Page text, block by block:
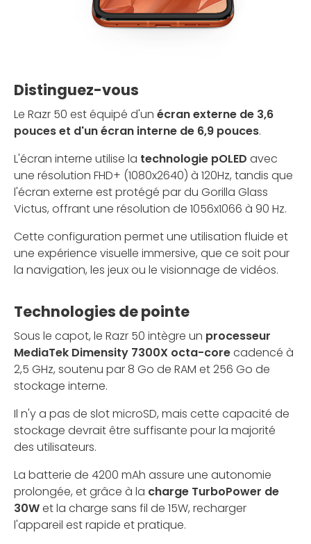
Distinguez-vous
Le Razr 50 est équipé d'un écran externe de 3,6
pouces et d'un écran interne de 6,9 pouces.
L'écran interne utilise la technologie pOLED avec
une résolution FHD+ (1080x2640) à 120Hz, tandis que
l'écran externe est protégé par du Gorilla Glass
Victus, offrant une résolution de 1056x1066 à 90 Hz.
Cette configuration permet une utilisation fluide et
une expérience visuelle immersive, que ce soit pour
la navigation, les jeux ou le visionnage de vidéos.
Technologies de pointe
Sous le capot, le Razr 50 intègre un processeur
MediaTek Dimensity 7300X octa-corecadencé à
2,5 GHz, soutenu par 8 Go de RAM et 256 Go de
stockage interne.
Il n'y a pas de slot microSD, mais cette capacité de
stockage devrait être suffisante pour la majorité
des utilisateurs.
La batterie de 4200 mAh assure une autonomie
prolongée, et grâce à la charge TurboPower de
30Wet la charge sans fil de 15W, recharger
l'appareil est rapide et pratique.